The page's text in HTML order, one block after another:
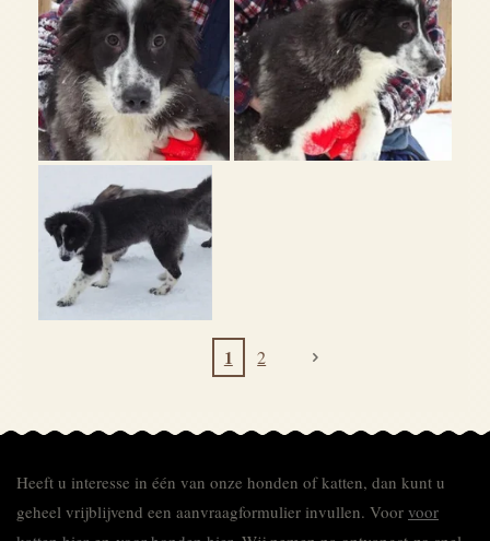
1 2
Heeft u interesse in één van onze honden of katten, dan kunt u
geheel vrijblijvend een aanvraagformulier invullen. Voor voor